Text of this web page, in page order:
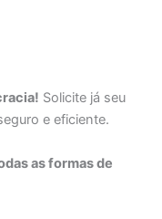
Solicite já seu
e eficiente.
as formas de